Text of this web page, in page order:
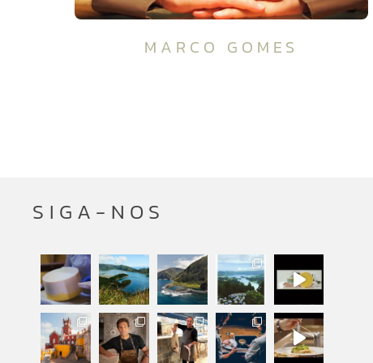
MARCO GOMES
SIGA-NOS